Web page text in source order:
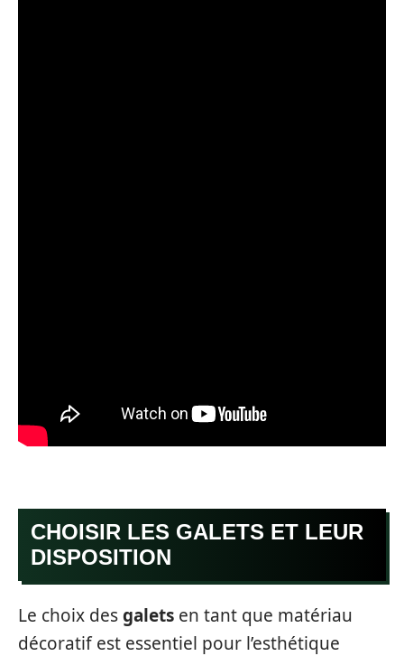
CHOISIR LES GALETS ET LEUR
DISPOSITION
Le choix desgalets en tant que matériau
décoratif est essentiel pour l’esthétique